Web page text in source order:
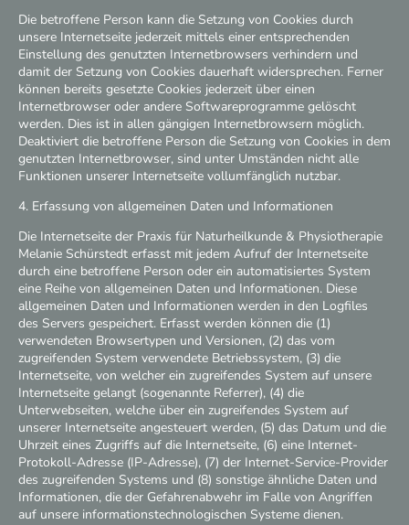
Die betroffene Person kann die Setzung von Cookies durch
unsere Internetseite jederzeit mittels einer entsprechenden
Einstellung des genutzten Internetbrowsers verhindern und
damit der Setzung von Cookies dauerhaft widersprechen. Ferner
können bereits gesetzte Cookies jederzeit über einen
Internetbrowser oder andere Softwareprogramme gelöscht
werden. Dies ist in allen gängigen Internetbrowsern möglich.
Deaktiviert die betroffene Person die Setzung von Cookies in dem
genutzten Internetbrowser, sind unter Umständen nicht alle
Funktionen unserer Internetseite vollumfänglich nutzbar.
4. Erfassung von allgemeinen Daten und Informationen
Die Internetseite der Praxis für Naturheilkunde & Physiotherapie
Melanie Schürstedt erfasst mit jedem Aufruf der Internetseite
durch eine betroffene Person oder ein automatisiertes System
eine Reihe von allgemeinen Daten und Informationen. Diese
allgemeinen Daten und Informationen werden in den Logfiles
des Servers gespeichert. Erfasst werden können die (1)
verwendeten Browsertypen und Versionen, (2) das vom
zugreifenden System verwendete Betriebssystem, (3) die
Internetseite, von welcher ein zugreifendes System auf unsere
Internetseite gelangt (sogenannte Referrer), (4) die
Unterwebseiten, welche über ein zugreifendes System auf
unserer Internetseite angesteuert werden, (5) das Datum und die
Uhrzeit eines Zugriffs auf die Internetseite, (6) eine Internet-
Protokoll-Adresse (IP-Adresse), (7) der Internet-Service-Provider
des zugreifenden Systems und (8) sonstige ähnliche Daten und
Informationen, die der Gefahrenabwehr im Falle von Angriffen
auf unsere informationstechnologischen Systeme dienen.